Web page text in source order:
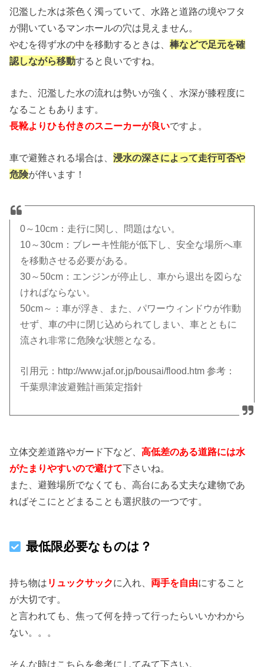
氾濫した水は茶色く濁っていて、水路と道路の境やフタ
が開いているマンホールの穴は見えません。
やむを得ず水の中を移動するときは、棒などで足元を確
認しながら移動すると良いですね。
また、氾濫した水の流れは勢いが強く、水深が膝程度に
なることもあります。
長靴よりひも付きのスニーカーが良いですよ。
車で避難される場合は、浸水の深さによって走行可否や
危険が伴います！
0～10cm：走行に関し、問題はない。
10～30cm：ブレーキ性能が低下し、安全な場所へ車
を移動させる必要がある。
30～50cm：エンジンが停止し、車から退出を図らな
ければならない。
50cm～：車が浮き、また、パワーウィンドウが作動
せず、車の中に閉じ込められてしまい、車とともに
流され非常に危険な状態となる。
引用元：http://www.jaf.or.jp/bousai/flood.htm 参考：
千葉県津波避難計画策定指針
立体交差道路やガード下など、高低差のある道路には水
がたまりやすいので避けて下さいね。
また、避難場所でなくても、高台にある丈夫な建物であ
ればそこにとどまることも選択肢の一つです。
最低限必要なものは？
持ち物は リュックサックに入れ、 両手を自由にすること
が大切です。
と言われても、焦って何を持って行ったらいいかわから
ない。。。
そんな時はこちらを参考にしてみて下さい。